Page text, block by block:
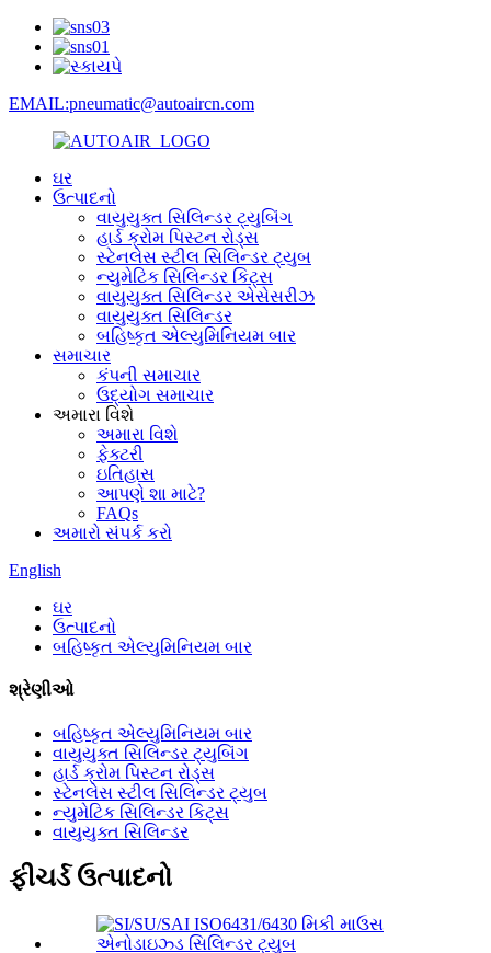
EMAIL:pneumatic@autoaircn.com
ઘર
ઉત્પાદનો
વાયુયુક્ત સિલિન્ડર ટ્યુબિંગ
હાર્ડ ક્રોમ પિસ્ટન રોડ્સ
સ્ટેનલેસ સ્ટીલ સિલિન્ડર ટ્યુબ
ન્યુમેટિક સિલિન્ડર કિટ્સ
વાયુયુક્ત સિલિન્ડર એસેસરીઝ
વાયુયુક્ત સિલિન્ડર
બહિષ્કૃત એલ્યુમિનિયમ બાર
સમાચાર
કંપની સમાચાર
ઉદ્યોગ સમાચાર
અમારા વિશે
અમારા વિશે
ફેક્ટરી
ઇતિહાસ
આપણે શા માટે?
FAQs
અમારો સંપર્ક કરો
English
ઘર
ઉત્પાદનો
બહિષ્કૃત એલ્યુમિનિયમ બાર
શ્રેણીઓ
બહિષ્કૃત એલ્યુમિનિયમ બાર
વાયુયુક્ત સિલિન્ડર ટ્યુબિંગ
હાર્ડ ક્રોમ પિસ્ટન રોડ્સ
સ્ટેનલેસ સ્ટીલ સિલિન્ડર ટ્યુબ
ન્યુમેટિક સિલિન્ડર કિટ્સ
વાયુયુક્ત સિલિન્ડર
ફીચર્ડ ઉત્પાદનો